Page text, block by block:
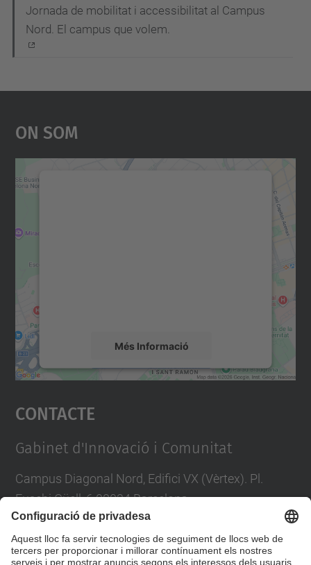
a
ó
Jornada de mobilitat i accessibilitat al Campus
Nord. El campus que volem.
On Som
Més Informació
Accepta
powered by
Contacte
Gabinet d'Innovació i Comunitat
Campus Diagonal Nord, Edifici VX (Vèrtex). Pl.
Eusebi Güell, 6 08034 Barcelona
Directori UPC